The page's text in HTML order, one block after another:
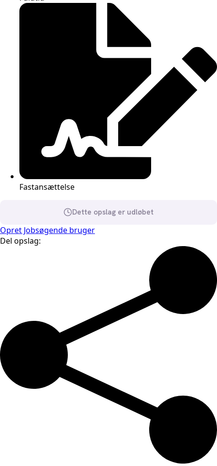
Fastansættelse
Dette opslag er udløbet
Opret Jobsøgende bruger
Del opslag: